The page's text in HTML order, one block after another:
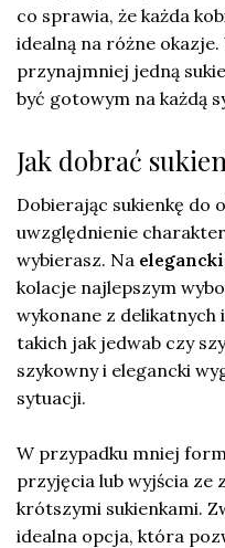
co sprawia, że każda
idealną na różne
przynajmniej jedną
być gotowym na każdą
Jak dobrać
Dobierając sukienkę do
uwzględnienie
wybierasz. Na
kolacje najlepszym
wykonane z delikatnych
takich jak jedwab czy
szykowny i elegancki
sytuacji.
W przypadku mniej
przyjęcia lub wyjścia ze
krótszymi sukienkami.
idealna opcja, która